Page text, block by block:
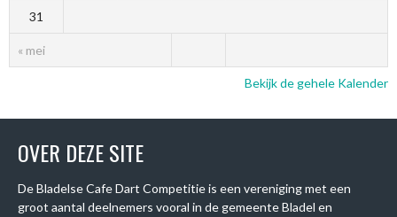
« mei
31
Bekijk de gehele Kalender
OVER DEZE SITE
De Bladelse Cafe Dart Competitie is een vereniging met een
groot aantal deelnemers vooral in de gemeente Bladel en